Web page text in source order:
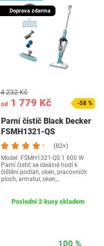
Doprava zdarma
od 1 779 Kč
4 232 Kč
-58 %
Parní čistič Black Decker
FSMH1321-QS
(82×)
Model: FSMH1321-QS 1 600 W
Parní čistič se ideálně hodí k
čištění podlah, oken, pracovních
ploch, armatur, oken,…
Poslední 2 kusy skladem
100 %